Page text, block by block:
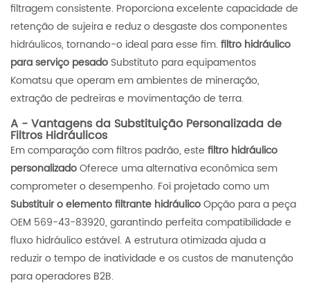
filtragem consistente. Proporciona excelente capacidade de
retenção de sujeira e reduz o desgaste dos componentes
hidráulicos, tornando-o ideal para esse fim.filtro hidráulico
para serviço pesado Substituto para equipamentos
Komatsu que operam em ambientes de mineração,
extração de pedreiras e movimentação de terra.
A - Vantagens da Substituição Personalizada de
Filtros Hidráulicos
Em comparação com filtros padrão, este filtro hidráulico
personalizadoOferece uma alternativa econômica sem
comprometer o desempenho. Foi projetado como um
Substituir o elemento filtrante hidráulicoOpção para a peça
OEM 569-43-83920, garantindo perfeita compatibilidade e
fluxo hidráulico estável. A estrutura otimizada ajuda a
reduzir o tempo de inatividade e os custos de manutenção
para operadores B2B.